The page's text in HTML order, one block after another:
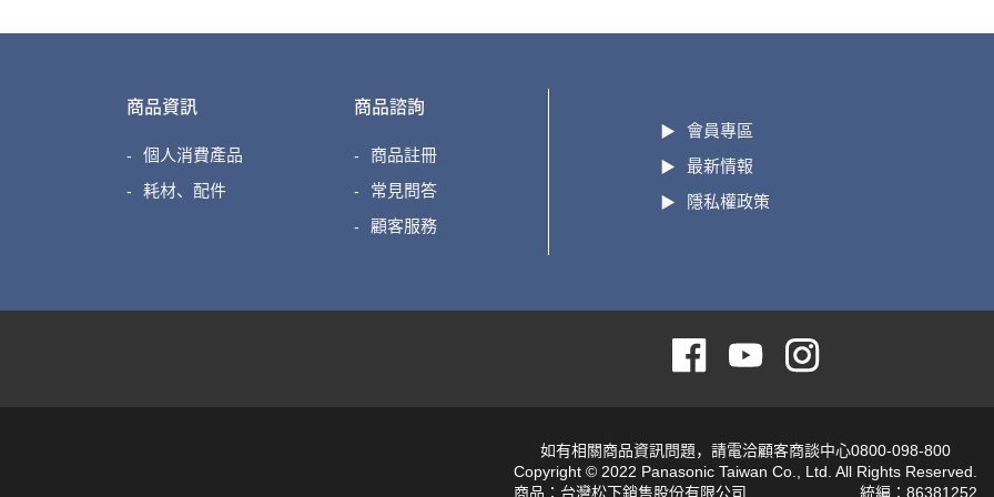
商品資訊
個人消費產品
耗材、配件
商品諮詢
商品註冊
常見問答
顧客服務
會員專區
最新情報
隱私權政策
如有相關商品資訊問題，請電洽顧客商談中心0800-098-800
Copyright © 2022 Panasonic Taiwan Co., Ltd. All Rights Reserved.
商品：台灣松下銷售股份有限公司
統編：86381252